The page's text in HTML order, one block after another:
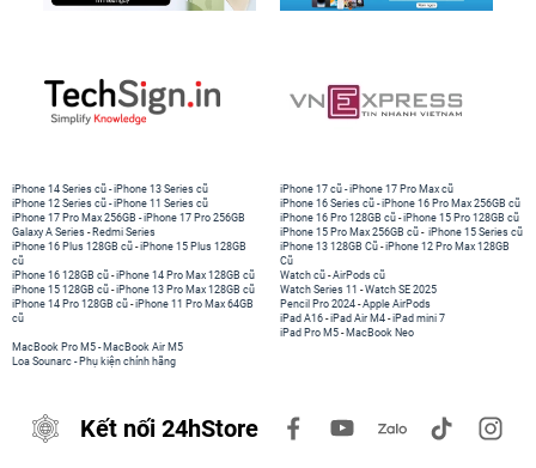
iPhone 14 Series cũ -iPhone 13 Series cũ
iPhone 12 Series cũ -iPhone 11 Series cũ
iPhone 17 Pro Max 256GB -iPhone 17 Pro 256GB
Galaxy A Series - Redmi Series
iPhone 17 cũ -iPhone 17 Pro Max cũ
iPhone 16 Series cũ - iPhone 16 Pro Max 256GB cũ
iPhone 16 Pro 128GB cũ -iPhone 15 Pro 128GB cũ
iPhone 15 Pro Max 256GB cũ - iPhone 15 Series cũ
iPhone 16 Plus 128GB cũ -iPhone 15 Plus 128GB
cũ
iPhone 16 128GB cũ -iPhone 14 Pro Max 128GB cũ
iPhone 15 128GB cũ -iPhone 13 Pro Max 128GB cũ
iPhone 14 Pro 128GB cũ -iPhone 11 Pro Max 64GB
cũ
iPhone 13 128GB Cũ -iPhone 12 Pro Max 128GB
Cũ
Watch cũ -AirPods cũ
Watch Series 11 -Watch SE 2025
Pencil Pro 2024 -Apple AirPods
iPad A16 -iPad Air M4 -iPad mini 7
iPad Pro M5 - MacBook Neo
MacBook Pro M5 - MacBook Air M5
Loa Sounarc - Phụ kiện chính hãng
Kết nối 24hStore